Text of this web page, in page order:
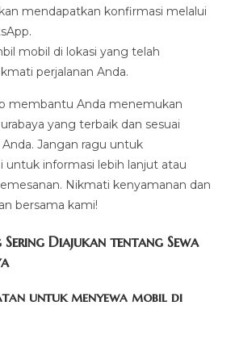
mendapatkan konfirmasi melalui
mobil di lokasi yang telah
perjalanan Anda.
membantu Anda menemukan
yang terbaik dan sesuai
Jangan ragu untuk
informasi lebih lanjut atau
Nikmati kenyamanan dan
bersama kami!
Diajukan tentang Sewa
untuk menyewa mobil di